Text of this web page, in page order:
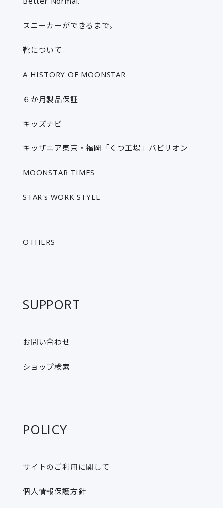
スニーカーができるまで。
靴について
A HISTORY OF MOONSTAR
６か月製品保証​
キッズナビ​
キッザニア東京・福岡「くつ工場」パビリオン​
MOONSTAR TIMES
STAR's WORK STYLE
OTHERS
SUPPORT
お問い合わせ
ショップ検索
POLICY
サイトのご利用に関して
個人情報保護方針